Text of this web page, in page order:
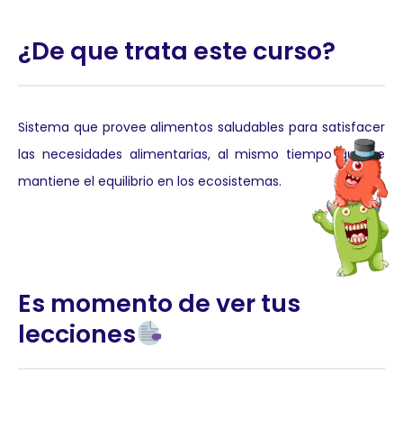
¿De que trata este curso?
Sistema que provee alimentos saludables para satisfacer
las necesidades alimentarias, al mismo tiempo que se
mantiene el equilibrio en los ecosistemas.
Es momento de ver tus
lecciones